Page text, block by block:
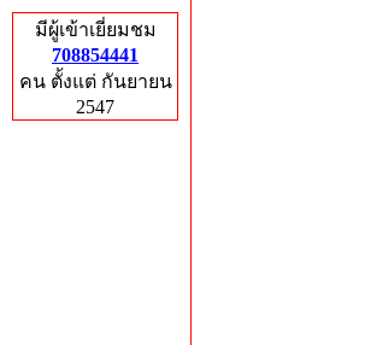
มีผู้เข้าเยี่ยมชม
708854441
คน ตั้งแต่ กันยายน
2547